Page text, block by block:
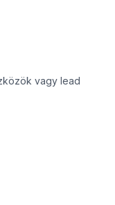
vagy lead